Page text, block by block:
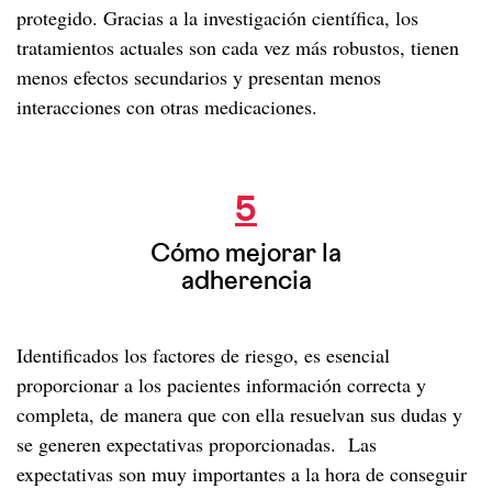
protegido. Gracias a la investigación científica, los
tratamientos actuales son cada vez más robustos, tienen
menos efectos secundarios y presentan menos
interacciones con otras medicaciones.
5
Cómo mejorar la
adherencia
Identificados los factores de riesgo, es esencial
proporcionar a los pacientes información correcta y
completa, de manera que con ella resuelvan sus dudas y
se generen expectativas proporcionadas. Las
expectativas son muy importantes a la hora de conseguir